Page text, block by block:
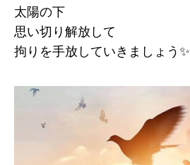
太陽の下
思い切り解放して
拘りを手放していきましょう✨